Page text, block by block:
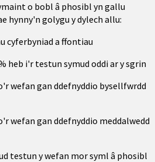
o bobl â phosibl yn gallu
hynny'n golygu y dylech allu:
cyferbyniad a ffontiau
heb i'r testun symud oddi ar y sgrin
wefan gan ddefnyddio bysellfwrdd
wefan gan ddefnyddio meddalwedd
testun y wefan mor syml â phosibl